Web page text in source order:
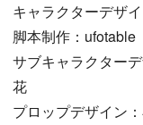
キャラクターデザ
脚本制作：ufotable
サブキャラクター
花
プロップデザイン